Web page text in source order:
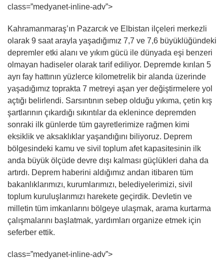
class=”medyanet-inline-adv”>
Kahramanmaraş’ın Pazarcık ve Elbistan ilçeleri merkezli
olarak 9 saat arayla yaşadığımız 7,7 ve 7,6 büyüklüğündeki
depremler etki alanı ve yıkım gücü ile dünyada eşi benzeri
olmayan hadiseler olarak tarif ediliyor. Depremde kırılan 5
ayrı fay hattının yüzlerce kilometrelik bir alanda üzerinde
yaşadığımız toprakta 7 metreyi aşan yer değiştirmelere yol
açtığı belirlendi. Sarsıntının sebep olduğu yıkıma, çetin kış
şartlarının çıkardığı sıkıntılar da eklenince depremden
sonraki ilk günlerde tüm gayretlerimize rağmen kimi
eksiklik ve aksaklıklar yaşandığını biliyoruz. Deprem
bölgesindeki kamu ve sivil toplum afet kapasitesinin ilk
anda büyük ölçüde devre dışı kalması güçlükleri daha da
artırdı. Deprem haberini aldığımız andan itibaren tüm
bakanlıklarımızı, kurumlarımızı, belediyelerimizi, sivil
toplum kuruluşlarımızı harekete geçirdik. Devletin ve
milletin tüm imkanlarını bölgeye ulaşmak, arama kurtarma
çalışmalarını başlatmak, yardımları organize etmek için
seferber ettik.
class=”medyanet-inline-adv”>